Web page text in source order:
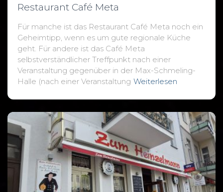
Restaurant Café Meta
Für manche ist das Restaurant Café Meta noch ein
Geheimtipp, wenn es um gute regionale Küche
geht. Für andere ist das Café Meta
selbstverständlicher Treffpunkt nach einer
Veranstaltung gegenüber in der Max-Schmeling-
Halle (nach einer Veranstaltung Weiterlesen